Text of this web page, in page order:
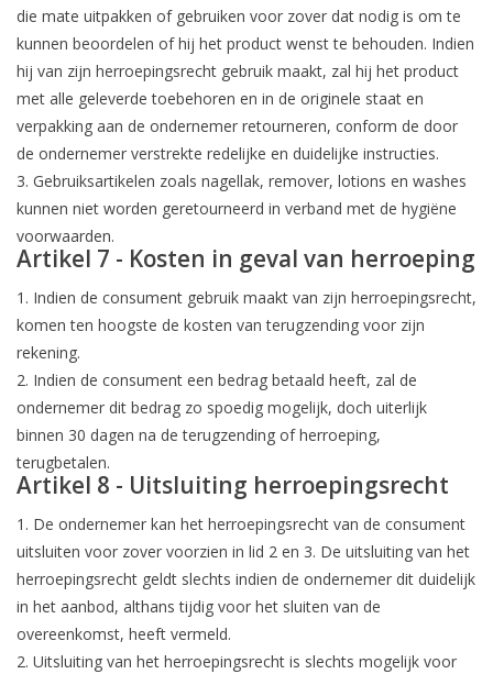
die mate uitpakken of gebruiken voor zover dat nodig is om te
kunnen beoordelen of hij het product wenst te behouden. Indien
hij van zijn herroepingsrecht gebruik maakt, zal hij het product
met alle geleverde toebehoren en in de originele staat en
verpakking aan de ondernemer retourneren, conform de door
de ondernemer verstrekte redelijke en duidelijke instructies.
3. Gebruiksartikelen zoals nagellak, remover, lotions en washes
kunnen niet worden geretourneerd in verband met de hygiëne
voorwaarden.
Artikel 7 - Kosten in geval van herroeping
1. Indien de consument gebruik maakt van zijn herroepingsrecht,
komen ten hoogste de kosten van terugzending voor zijn
rekening.
2. Indien de consument een bedrag betaald heeft, zal de
ondernemer dit bedrag zo spoedig mogelijk, doch uiterlijk
binnen 30 dagen na de terugzending of herroeping,
terugbetalen.
Artikel 8 - Uitsluiting herroepingsrecht
1. De ondernemer kan het herroepingsrecht van de consument
uitsluiten voor zover voorzien in lid 2 en 3. De uitsluiting van het
herroepingsrecht geldt slechts indien de ondernemer dit duidelijk
in het aanbod, althans tijdig voor het sluiten van de
overeenkomst, heeft vermeld.
2. Uitsluiting van het herroepingsrecht is slechts mogelijk voor